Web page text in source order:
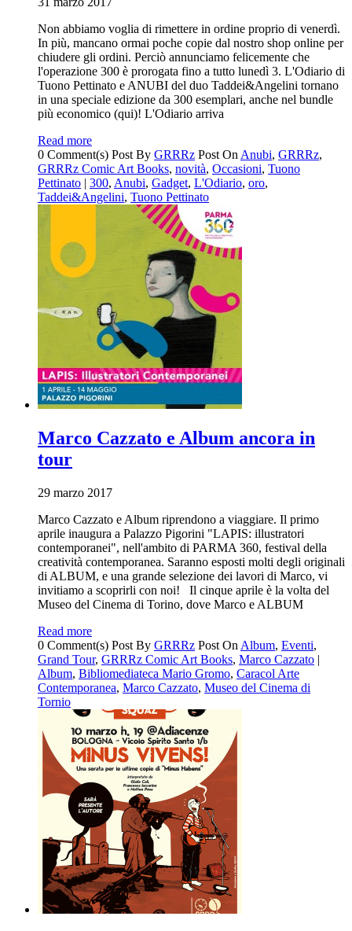
Non abbiamo voglia di rimettere in ordine proprio di venerdì.
In più, mancano ormai poche copie dal nostro shop online per
chiudere gli ordini. Perciò annunciamo felicemente che
l'operazione 300 è prorogata fino a tutto lunedì 3. L'Odiario di
Tuono Pettinato e ANUBI del duo Taddei&Angelini tornano
in una speciale edizione da 300 esemplari, anche nel bundle
più economico (qui)! L'Odiario arriva
Read more
0 Comment(s) Post By GRRRz Post On Anubi, GRRRz,
GRRRz Comic Art Books, novità, Occasioni, Tuono
Pettinato | 300, Anubi, Gadget, L'Odiario, oro,
Taddei&Angelini, Tuono Pettinato
Marco Cazzato e Album ancora in
tour
29 marzo 2017
Marco Cazzato e Album riprendono a viaggiare. Il primo
aprile inaugura a Palazzo Pigorini "LAPIS: illustratori
contemporanei", nell'ambito di PARMA 360, festival della
creatività contemporanea. Saranno esposti molti degli originali
di ALBUM, e una grande selezione dei lavori di Marco, vi
invitiamo a scoprirli con noi! Il cinque aprile è la volta del
Museo del Cinema di Torino, dove Marco e ALBUM
Read more
0 Comment(s) Post By GRRRz Post On Album, Eventi,
Grand Tour, GRRRz Comic Art Books, Marco Cazzato |
Album, Bibliomediateca Mario Gromo, Caracol Arte
Contemporanea, Marco Cazzato, Museo del Cinema di
Tornio